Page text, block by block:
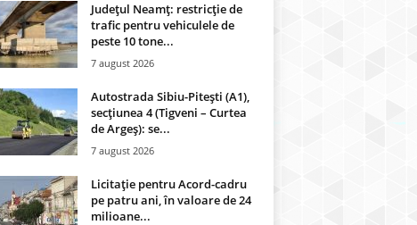
Județul Neamț: restricție de
trafic pentru vehiculele de
peste 10 tone...
7 august 2026
Autostrada Sibiu-Pitești (A1),
secțiunea 4 (Tigveni – Curtea
de Argeș): se...
7 august 2026
Licitație pentru Acord-cadru
pe patru ani, în valoare de 24
milioane...